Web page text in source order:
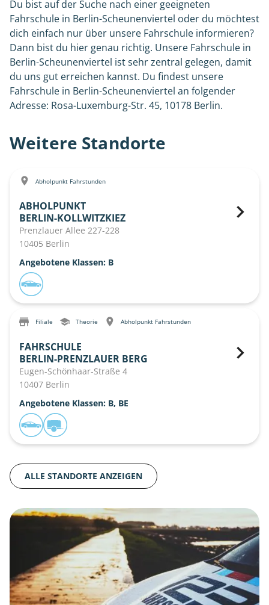
Du bist auf der Suche nach einer geeigneten
Fahrschule in Berlin-Scheunenviertel oder du möchtest
dich einfach nur über unsere Fahrschule informieren?
Dann bist du hier genau richtig. Unsere Fahrschule in
Berlin-Scheunenviertel ist sehr zentral gelegen, damit
du uns gut erreichen kannst. Du findest unsere
Fahrschule in Berlin-Scheunenviertel an folgender
Adresse: Rosa-Luxemburg-Str. 45, 10178 Berlin.
Weitere Standorte
Abholpunkt Fahrstunden
ABHOLPUNKT
BERLIN-KOLLWITZKIEZ
Prenzlauer Allee 227-228
10405 Berlin
Angebotene Klassen: B
Filiale Theorie Abholpunkt Fahrstunden
FAHRSCHULE
BERLIN-PRENZLAUER BERG
Eugen-Schönhaar-Straße 4
10407 Berlin
Angebotene Klassen: B, BE
ALLE STANDORTE ANZEIGEN